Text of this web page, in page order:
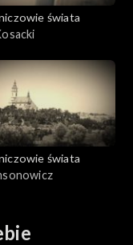
świata
świata